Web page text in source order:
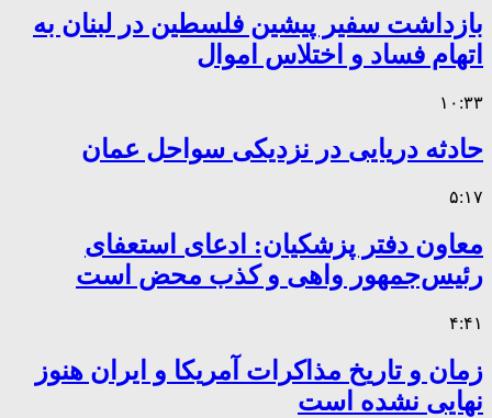
بازداشت سفیر پیشین فلسطین در لبنان به
اتهام فساد و اختلاس اموال
۱۰:۳۳
حادثه دریایی در نزدیکی سواحل عمان
۵:۱۷
معاون دفتر پزشکیان: ادعای استعفای
رئیس‌جمهور واهی و کذب محض است
۴:۴۱
زمان و تاریخ مذاکرات آمریکا و ایران هنوز
نهایی نشده است